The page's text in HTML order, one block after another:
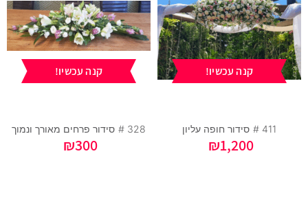
411 # סידור חופה עליון
₪1,200
קנה עכשיו!
328 # סידור פרחים מאורך ונמוך
₪300
קנה עכשיו!